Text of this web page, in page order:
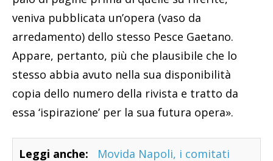
veniva pubblicata un’opera (vaso da
arredamento) dello stesso Pesce Gaetano.
Appare, pertanto, più che plausibile che lo
stesso abbia avuto nella sua disponibilità
copia dello numero della rivista e tratto da
essa ‘ispirazione’ per la sua futura opera».
Leggi anche:
Movida Napoli, i comitati